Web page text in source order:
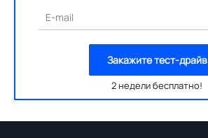
E-mail
Закажите тест-драйв
2 недели бесплатно!